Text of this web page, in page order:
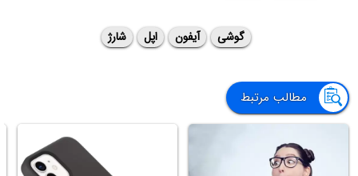
گوشی آیفون اپل شارژ
مطالب مرتبط